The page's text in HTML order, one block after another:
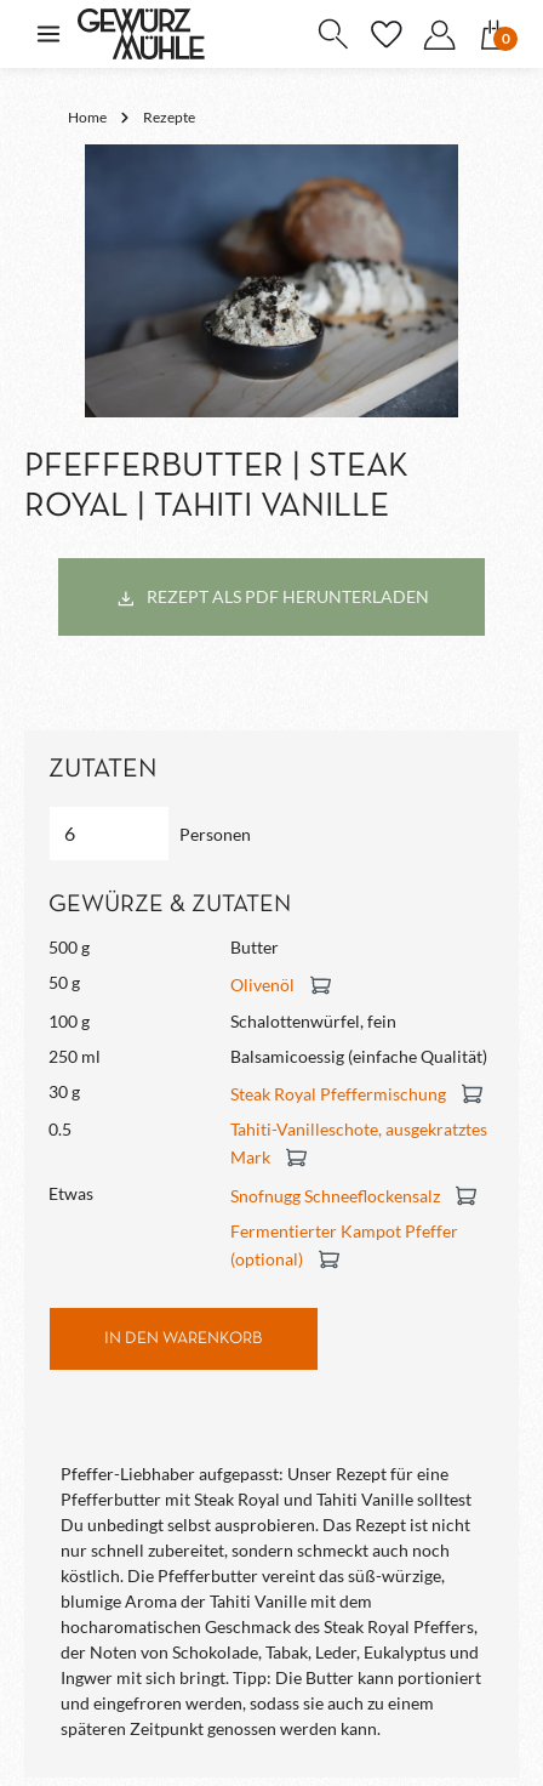
springen
0
Home Rezepte
PFEFFERBUTTER | STEAK
ROYAL | TAHITI VANILLE
REZEPT ALS PDF HERUNTERLADEN
ZUTATEN
Personen
GEWÜRZE & ZUTATEN
500 g
Butter
50 g
Olivenöl
100 g
Schalottenwürfel, fein
250 ml
Balsamicoessig (einfache Qualität)
30 g
Steak Royal Pfeffermischung
0.5
Tahiti-Vanilleschote, ausgekratztes
Mark
Etwas
Snofnugg Schneeflockensalz
Fermentierter Kampot Pfeffer
(optional)
IN DEN WARENKORB
Pfeffer-Liebhaber aufgepasst: Unser Rezept für eine
Pfefferbutter mit Steak Royal und Tahiti Vanille solltest
Du unbedingt selbst ausprobieren. Das Rezept ist nicht
nur schnell zubereitet, sondern schmeckt auch noch
köstlich. Die Pfefferbutter vereint das süß-würzige,
blumige Aroma der Tahiti Vanille mit dem
hocharomatischen Geschmack des Steak Royal Pfeffers,
der Noten von Schokolade, Tabak, Leder, Eukalyptus und
Ingwer mit sich bringt. Tipp: Die Butter kann portioniert
und eingefroren werden, sodass sie auch zu einem
späteren Zeitpunkt genossen werden kann.